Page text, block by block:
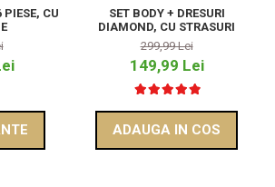
CU
SET BODY + DRESURI
DIAMOND, CU STRASURI
299,99 Lei
149,99 Lei
ADAUGA IN COS